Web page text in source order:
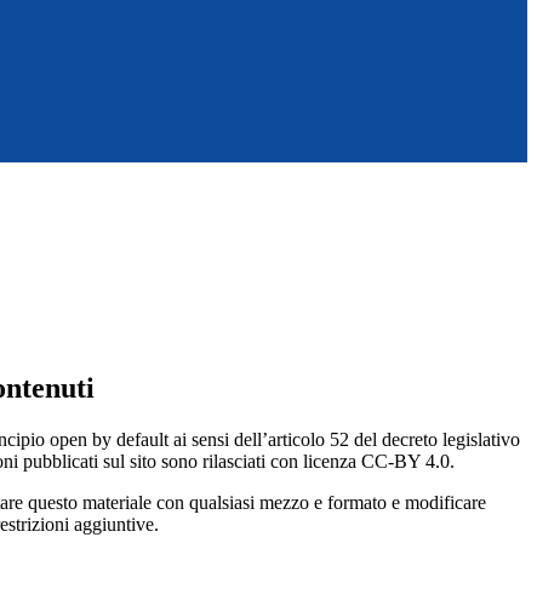
open by default ai sensi dell’articolo 52 del decreto legislativo
pubblicati sul sito sono rilasciati con licenza CC-BY 4.0.
questo materiale con qualsiasi mezzo e formato e modificare
aggiuntive.